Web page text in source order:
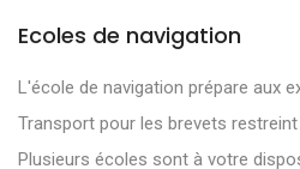
Ecoles de navigation
L'école de navigation prépare aux
Transport pour les brevets restreint
Plusieurs écoles sont à votre